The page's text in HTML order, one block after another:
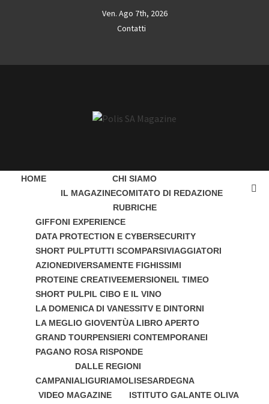
Ven. Ago 7th, 2026
Contatti
MAGAZINE
HOME
CHI SIAMO
IL MAGAZINECOMITATO DI REDAZIONE
RUBRICHE
GIFFONI EXPERIENCE
DATA PROTECTION E CYBERSECURITY
SHORT PULPTUTTI SCOMPARSIVIAGGIATORI
AZIONEDIVERSAMENTE FIGHISSIMI
PROTEINE CREATIVEEMERSIONEIL TIMEO
SHORT PULPIL CIBO E IL VINO
LA DOMENICA DI VANESSITV E DINTORNI
LA MEGLIO GIOVENTÙA LIBRO APERTO
GRAND TOURPENSIERI CONTEMPORANEI
PAGANO ROSA RISPONDE
DALLE REGIONI
CAMPANIALIGURIAMOLISESARDEGNA
VIDEO MAGAZINE
ISTITUTO GALANTE OLIVA